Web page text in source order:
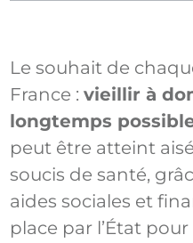
Le souhait de
France :vieillir à
longtemps
peut être atteint
soucis de santé,
aides sociales et
place par l’État